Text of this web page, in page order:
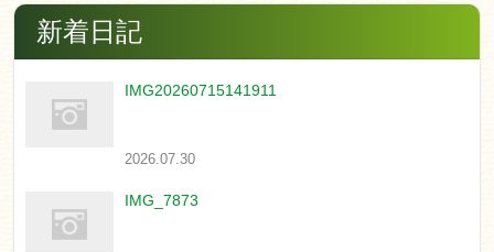
新着日記
IMG20260715141911
2026.07.30
IMG_7873